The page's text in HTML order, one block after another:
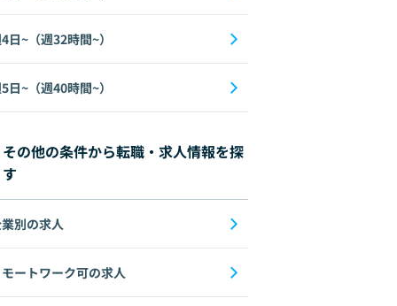
日~（週32時間~）
日~（週40時間~）
その他の条件から転職・求人情報を探
す
別の求人
モートワーク可の求人